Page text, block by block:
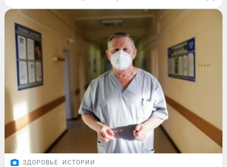
ЗДОРОВЬЕ ИСТОРИИ